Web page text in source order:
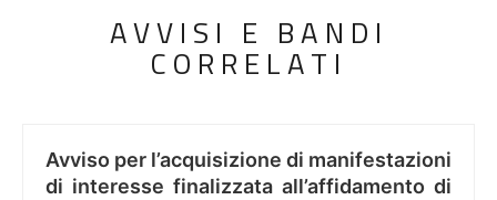
AVVISI E BANDI
CORRELATI
Avviso per l’acquisizione di manifestazioni
di interesse finalizzata all’affidamento di